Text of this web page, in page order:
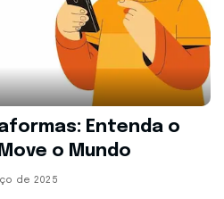
Entenda o
o Mundo
de 2025